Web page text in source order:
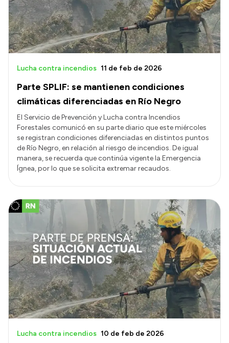
Parte SPLIF: se mantienen condiciones
climáticas diferenciadas en Río Negro
Lucha contra incendios 11 de feb de 2026
El Servicio de Prevención y Lucha contra Incendios
Forestales comunicó en su parte diario que este miércoles
se registran condiciones diferenciadas en distintos puntos
de Río Negro, en relación al riesgo de incendios. De igual
manera, se recuerda que continúa vigente la Emergencia
Ígnea, por lo que se solicita extremar recaudos.
Lucha contra incendios 10 de feb de 2026